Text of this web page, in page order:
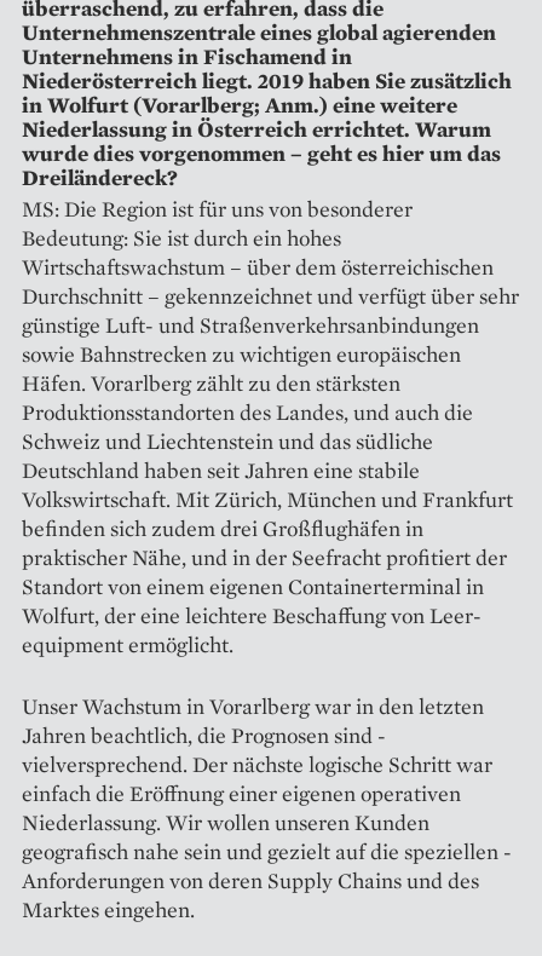
überraschend, zu erfahren, dass die
Unternehmenszentrale eines global agierenden
Unternehmens in Fischamend in
Niederösterreich liegt. 2019 haben Sie zusätzlich
in Wolfurt (Vorarlberg; Anm.) eine weitere
Niederlassung in Österreich errichtet. Warum
wurde dies vorgenommen – geht es hier um das
Dreiländereck?
MS: Die Region ist für uns von besonderer
Bedeutung: Sie ist durch ein hohes
Wirtschaftswachstum – über dem österreichischen
Durchschnitt – gekennzeichnet und verfügt über sehr
günstige Luft- und Straßenverkehrsanbindungen
sowie Bahnstrecken zu wichtigen europäischen
Häfen. Vorarlberg zählt zu den stärksten
Produktionsstandorten des Landes, und auch die
Schweiz und Liechtenstein und das südliche
Deutschland haben seit Jahren eine stabile
Volkswirtschaft. Mit Zürich, München und Frankfurt
befinden sich zudem drei Großflughäfen in
praktischer Nähe, und in der Seefracht profitiert der
Standort von einem eigenen Containerterminal in
Wolfurt, der eine leichtere Beschaffung von Leer­
equipment ermöglicht.
Unser Wachstum in Vorarlberg war in den letzten
Jahren ­beachtlich, die Prognosen sind ­
vielversprechend. Der nächste logische Schritt war
einfach die Eröffnung einer eigenen operativen
Niederlassung. Wir wollen unseren Kunden
geografisch nahe sein und gezielt auf die speziellen ­
Anforderungen von deren Supply Chains und des
Marktes eingehen.